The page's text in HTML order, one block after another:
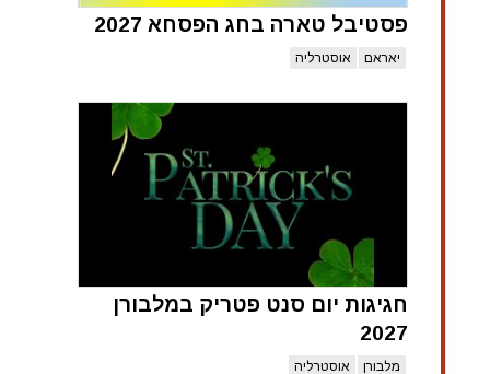
פסטיבל טארה בחג הפסחא 2027
יאראם אוסטרליה
חגיגות יום סנט פטריק במלבורן
2027
מלבורן אוסטרליה